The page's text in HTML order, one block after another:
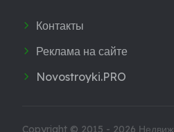
Контакты
Реклама на сайте
Novostroyki.PRO
Copyright © 2015 - 2026